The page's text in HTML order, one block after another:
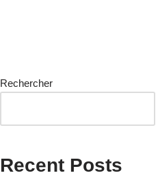
Rechercher
Recent Posts